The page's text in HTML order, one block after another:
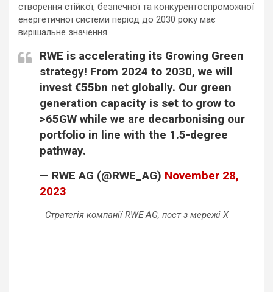
створення стійкої, безпечної та конкурентоспроможної
енергетичної системи період до 2030 року має
вирішальне значення.
RWE is accelerating its Growing Green
strategy! From 2024 to 2030, we will
invest €55bn net globally. Our green
generation capacity is set to grow to
>65GW while we are decarbonising our
portfolio in line with the 1.5-degree
pathway.
— RWE AG (@RWE_AG) November 28,
2023
Стратегія компанії RWE AG, пост з мережі X